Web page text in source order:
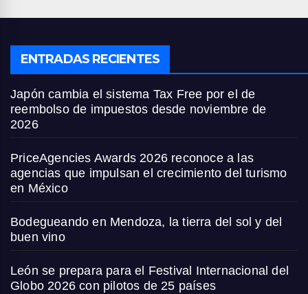
ENTRADAS RECIENTES
Japón cambia el sistema Tax Free por el de
reembolso de impuestos desde noviembre de
2026
PriceAgencies Awards 2026 reconoce a las
agencias que impulsan el crecimiento del turismo
en México
Bodegueando en Mendoza, la tierra del sol y del
buen vino
León se prepara para el Festival Internacional del
Globo 2026 con pilotos de 25 países